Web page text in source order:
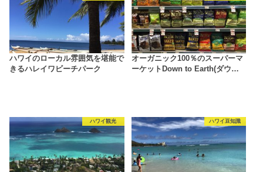
ハワイのローカル雰囲気を堪能で
きるハレイワビーチパーク
オーガニック100％のスーパーマ
ーケットDown to Earth(ダウ…
ハワイ観光 ハワイ豆知識